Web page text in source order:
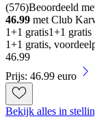
(576)Beoordeeld
46.99 met Club
1+1 gratis1+1 gratis
1+1 gratis,
46.99
Prijs: 46.99 euro
Bekijk alles in